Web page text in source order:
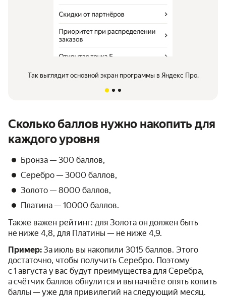
Так выглядит основной экран программы в Яндекс Про.
Сколько баллов нужно накопить для
каждого уровня
Бронза — 300 баллов,
Серебро — 3000 баллов,
Золото — 8000 баллов,
Платина — 10000 баллов.
Также важен рейтинг: для Золота он должен быть
не ниже 4,8, для Платины — не ниже 4,9.
Пример:За июль вы накопили 3015 баллов. Этого
достаточно, чтобы получить Серебро. Поэтому
с 1 августа у вас будут преимущества для Серебра,
а счётчик баллов обнулится и вы начнёте опять копить
баллы — уже для привилегий на следующий месяц.